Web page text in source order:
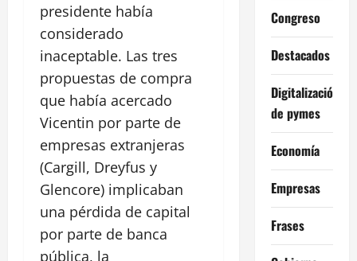
presidente había
considerado
inaceptable. Las tres
propuestas de compra
que había acercado
Vicentin por parte de
empresas extranjeras
(Cargill, Dreyfus y
Glencore) implicaban
una pérdida de capital
por parte de banca
pública, la
Congreso
Destacados
Digitalización
de pymes
Economía
Empresas
Frases